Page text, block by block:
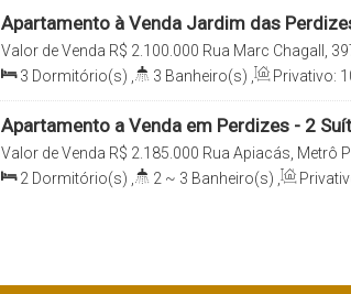
Apartamento à Venda Jardim das
2 Vagas
R$ 2.100.000
Valor de Venda
Rua Marc Chagall,
Sumaré, 05036-170, Perdizes, São Paulo, São
3 Dormitório(s) 3 Banheiro(s) Privativo:
108
.00
Apartamento a Venda em Perdizes - 2
Italiana Consultoria
R$ 2.185.000
Valor de Venda
Rua Apiacás, Metrô
020, Perdizes, São Paulo, São Paulo, Brasil
2 Dormitório(s) 2 ~ 3 Banheiro(s)